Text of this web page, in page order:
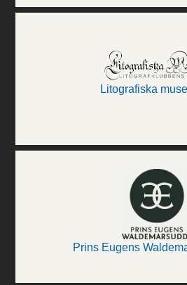
Litografiska
Prins Eugens